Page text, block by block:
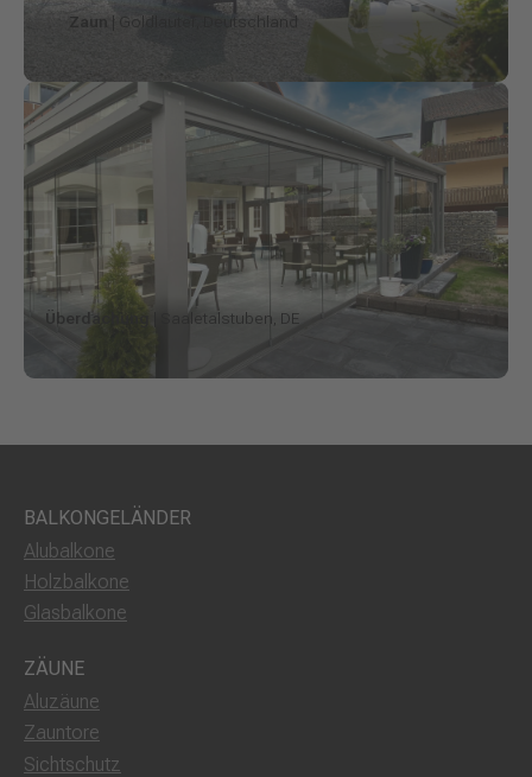
Zaun | Goldlauter, Deutschland
Überdachung | Saaletalstuben, DE
BALKONGELÄNDER
Alubalkone
Holzbalkone
Glasbalkone
ZÄUNE
Aluzäune
Zauntore
Sichtschutz